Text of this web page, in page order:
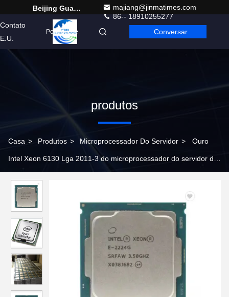
Beijing Guangtian Runze Technology Co., Ltd.
majiang@jinmatimes.com
86-- 18910255277
Contato
E.U.
Portuguese Conversar
produtos
Casa > Produtos > Microprocessador Do Servidor > Ouro
Intel Xeon 6130 Lga 2011-3 do microprocessador do servidor de